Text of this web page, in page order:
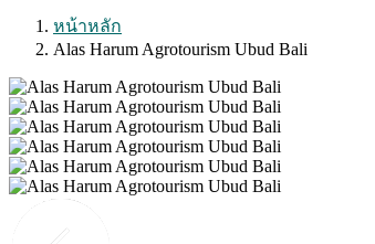
หน้าหลัก
Alas Harum Agrotourism Ubud Bali